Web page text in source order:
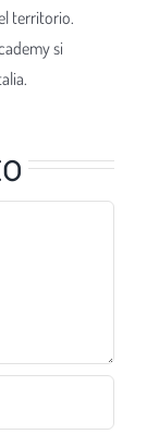
territorio.
si